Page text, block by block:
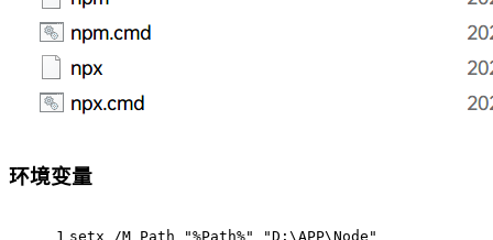
环境变量
1 setx /M Path "%Path%"
"D:\APP\Node"